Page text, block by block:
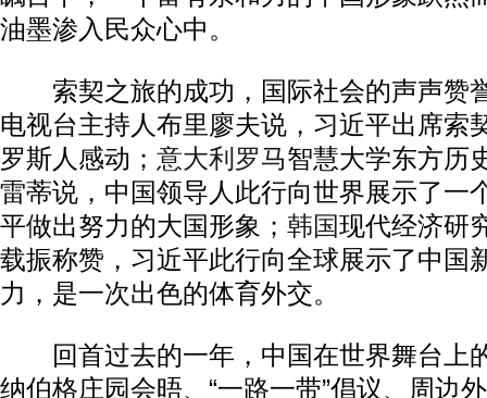
油墨渗入民众心中。
索契之旅的成功，国际社会的声声赞
电视台主持人布里廖夫说，习近平出席索
罗斯人感动； 意大利 罗马智慧大学东方历
雷蒂说，中国领导人此行向世界展示了一
平做出努力的大国形象； 韩国现代经济研
载振称赞，习近平此行向全球展示了中国
力，是一次出色的体育外交。
回首过去的一年，中国在世界舞台上
纳伯格庄园会晤、“一路一带”倡议、周边